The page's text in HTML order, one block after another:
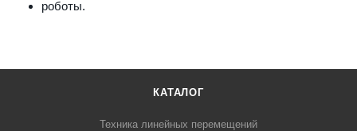
роботы.
КАТАЛОГ
Техника линейных перемещений